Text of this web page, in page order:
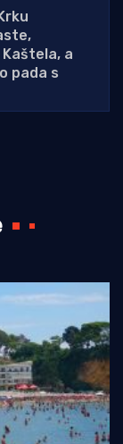
a
pada s